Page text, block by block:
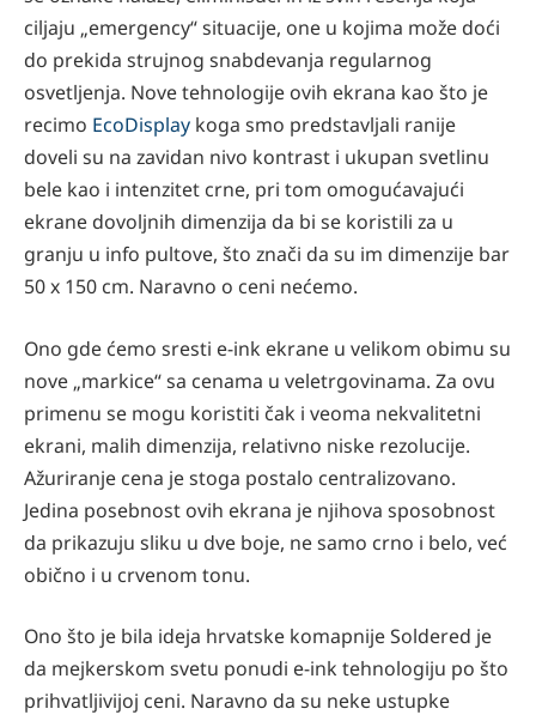
ciljaju „emergency“ situacije, one u kojima može doći
do prekida strujnog snabdevanja regularnog
osvetljenja. Nove tehnologije ovih ekrana kao što je
recimo EcoDisplay koga smo predstavljali ranije
doveli su na zavidan nivo kontrast i ukupan svetlinu
bele kao i intenzitet crne, pri tom omogućavajući
ekrane dovoljnih dimenzija da bi se koristili za u
granju u info pultove, što znači da su im dimenzije bar
50 x 150 cm. Naravno o ceni nećemo.
Ono gde ćemo sresti e-ink ekrane u velikom obimu su
nove „markice“ sa cenama u veletrgovinama. Za ovu
primenu se mogu koristiti čak i veoma nekvalitetni
ekrani, malih dimenzija, relativno niske rezolucije.
Ažuriranje cena je stoga postalo centralizovano.
Jedina posebnost ovih ekrana je njihova sposobnost
da prikazuju sliku u dve boje, ne samo crno i belo, već
obično i u crvenom tonu.
Ono što je bila ideja hrvatske komapnije Soldered je
da mejkerskom svetu ponudi e-ink tehnologiju po što
prihvatljivijoj ceni. Naravno da su neke ustupke